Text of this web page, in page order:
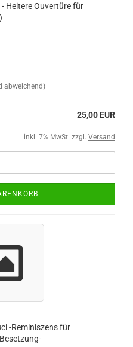
Heitere Ouvertüre für
abweichend)
25,00 EUR
inkl. 7% MwSt. zzgl. Versand
-Reminiszens für